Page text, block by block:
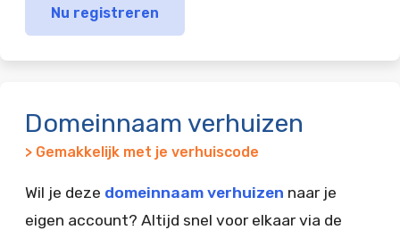
Nu registreren
Domeinnaam verhuizen
> Gemakkelijk met je verhuiscode
Wil je deze domeinnaam verhuizen naar je
eigen account? Altijd snel voor elkaar via de